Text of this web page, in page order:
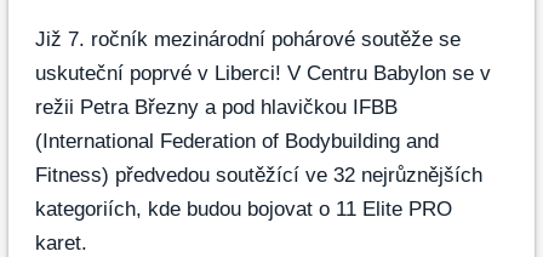
Již 7. ročník mezinárodní pohárové soutěže se
uskuteční poprvé v Liberci! V Centru Babylon se v
režii Petra Březny a pod hlavičkou IFBB
(International Federation of Bodybuilding and
Fitness) předvedou soutěžící ve 32 nejrůznějších
kategoriích, kde budou bojovat o 11 Elite PRO
karet.